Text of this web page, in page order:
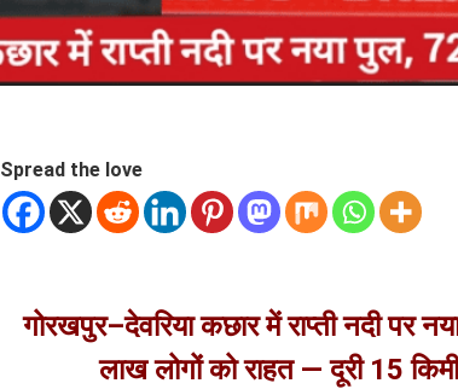
Spread the love
गोरखपुर–देवरिया कछार में राप्ती नदी पर
लाख लोगों को राहत — दूरी 15